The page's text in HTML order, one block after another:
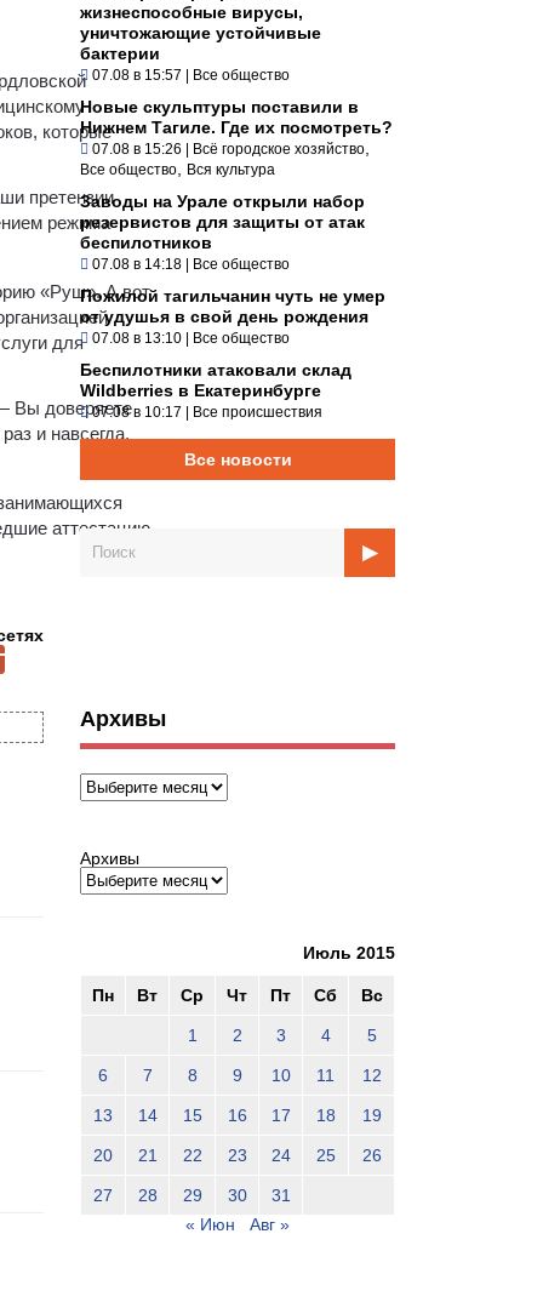
которые
претензии
режима
«Руш». А вот
для
Вы доверяете
и навсегда.
аттестацию
жизнеспособные вирусы,
уничтожающие устойчивые
бактерии
07.08 в 15:57 | Все общество
Новые скульптуры поставили в
Нижнем Тагиле. Где их посмотреть?
07.08 в 15:26 | Всё городское хозяйство
Все общество Вся культура
Заводы на Урале открыли набор
резервистов для защиты от атак
беспилотников
07.08 в 14:18 | Все общество
Пожилой тагильчанин чуть не умер
от удушья в свой день рождения
07.08 в 13:10 | Все общество
Беспилотники атаковали склад
Wildberries в Екатеринбурге
07.08 в 10:17 | Все происшествия
Все новости
Архивы
Архивы
Архивы
Июль 2015
Пн Вт Ср Чт Пт Сб Вс
1 2 3 4 5
6 7 8 9 10 11 12
13 14 15 16 17 18 19
20 21 22 23 24 25 26
27 28 29 30
31
« Июн
Авг »